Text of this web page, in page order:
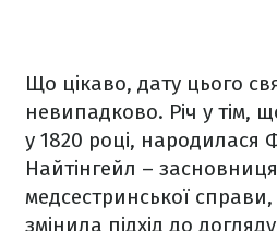
Що цікаво, дату цього
невипадково. Річ у тім,
у 1820 році, народилася
Найтінгейл –
медсестринської
змінила підхід до